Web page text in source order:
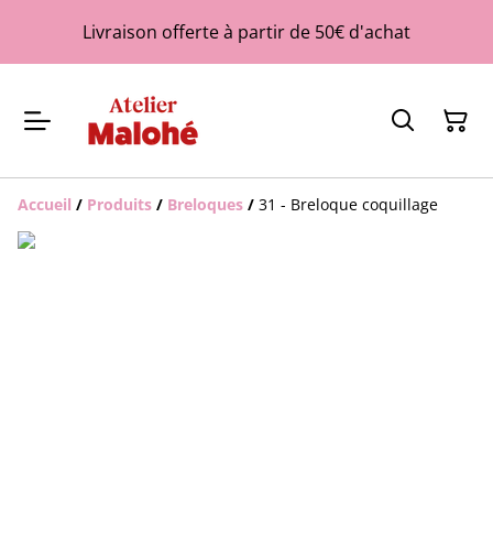
Livraison offerte à partir de 50€ d'achat
Accueil / Produits / Breloques / 31 - Breloque coquillage